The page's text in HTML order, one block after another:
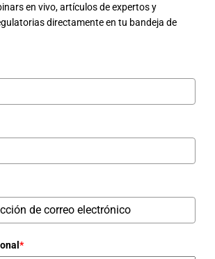
en vivo, artículos de expertos y
directamente en tu bandeja de
*